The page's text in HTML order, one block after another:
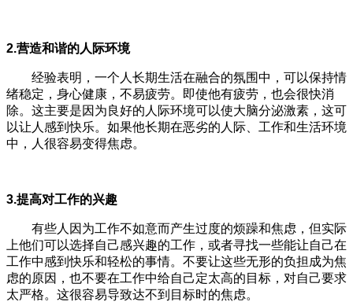
2.营造和谐的人际环境
经验表明，一个人长期生活在融合的氛围中，可以保持情
绪稳定，身心健康，不易疲劳。即使他有疲劳，也会很快消
除。这主要是因为良好的人际环境可以使大脑分泌激素，这可
以让人感到快乐。如果他长期在恶劣的人际、工作和生活环境
中，人很容易变得焦虑。
3.提高对工作的兴趣
有些人因为工作不如意而产生过度的烦躁和焦虑，但实际
上他们可以选择自己感兴趣的工作，或者寻找一些能让自己在
工作中感到快乐和轻松的事情。不要让这些无形的负担成为焦
虑的原因，也不要在工作中给自己定太高的目标，对自己要求
太严格。这很容易导致达不到目标时的焦虑。